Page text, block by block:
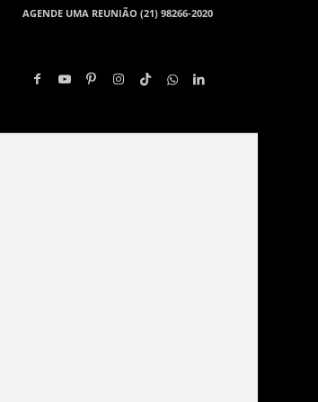
AGENDE UMA REUNIÃO (21) 98266-2020